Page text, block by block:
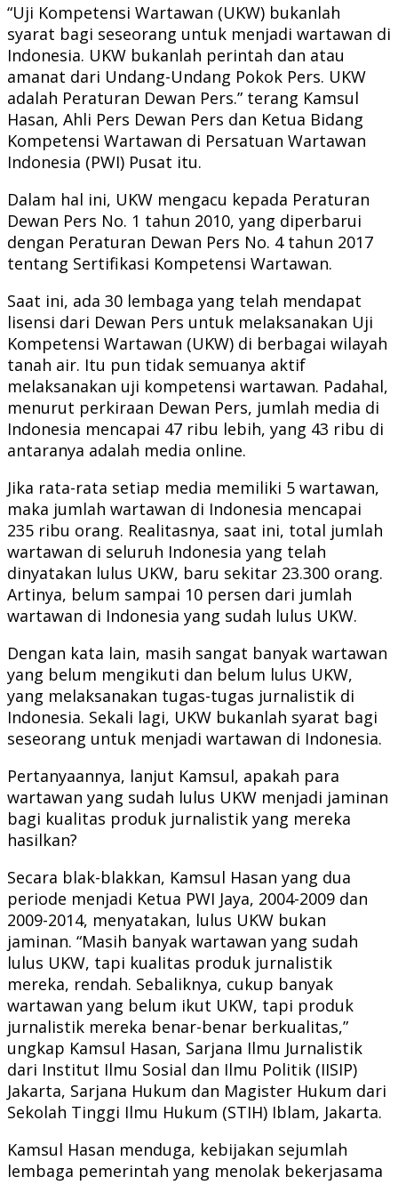
“Uji Kompetensi Wartawan (UKW) bukanlah
syarat bagi seseorang untuk menjadi wartawan di
Indonesia. UKW bukanlah perintah dan atau
amanat dari Undang-Undang Pokok Pers. UKW
adalah Peraturan Dewan Pers.” terang Kamsul
Hasan, Ahli Pers Dewan Pers dan Ketua Bidang
Kompetensi Wartawan di Persatuan Wartawan
Indonesia (PWI) Pusat itu.
Dalam hal ini, UKW mengacu kepada Peraturan
Dewan Pers No. 1 tahun 2010, yang diperbarui
dengan Peraturan Dewan Pers No. 4 tahun 2017
tentang Sertifikasi Kompetensi Wartawan.
Saat ini, ada 30 lembaga yang telah mendapat
lisensi dari Dewan Pers untuk melaksanakan Uji
Kompetensi Wartawan (UKW) di berbagai wilayah
tanah air. Itu pun tidak semuanya aktif
melaksanakan uji kompetensi wartawan. Padahal,
menurut perkiraan Dewan Pers, jumlah media di
Indonesia mencapai 47 ribu lebih, yang 43 ribu di
antaranya adalah media online.
Jika rata-rata setiap media memiliki 5 wartawan,
maka jumlah wartawan di Indonesia mencapai
235 ribu orang. Realitasnya, saat ini, total jumlah
wartawan di seluruh Indonesia yang telah
dinyatakan lulus UKW, baru sekitar 23.300 orang.
Artinya, belum sampai 10 persen dari jumlah
wartawan di Indonesia yang sudah lulus UKW.
Dengan kata lain, masih sangat banyak wartawan
yang belum mengikuti dan belum lulus UKW,
yang melaksanakan tugas-tugas jurnalistik di
Indonesia. Sekali lagi, UKW bukanlah syarat bagi
seseorang untuk menjadi wartawan di Indonesia.
Pertanyaannya, lanjut Kamsul, apakah para
wartawan yang sudah lulus UKW menjadi jaminan
bagi kualitas produk jurnalistik yang mereka
hasilkan?
Secara blak-blakkan, Kamsul Hasan yang dua
periode menjadi Ketua PWI Jaya, 2004-2009 dan
2009-2014, menyatakan, lulus UKW bukan
jaminan. “Masih banyak wartawan yang sudah
lulus UKW, tapi kualitas produk jurnalistik
mereka, rendah. Sebaliknya, cukup banyak
wartawan yang belum ikut UKW, tapi produk
jurnalistik mereka benar-benar berkualitas,”
ungkap Kamsul Hasan, Sarjana Ilmu Jurnalistik
dari Institut Ilmu Sosial dan Ilmu Politik (IISIP)
Jakarta, Sarjana Hukum dan Magister Hukum dari
Sekolah Tinggi Ilmu Hukum (STIH) Iblam, Jakarta.
Kamsul Hasan menduga, kebijakan sejumlah
lembaga pemerintah yang menolak bekerjasama